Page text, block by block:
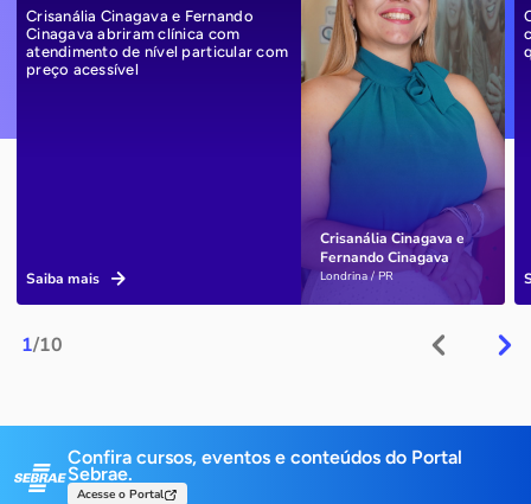
1/10
Crisanália Cinagava e
Fernando Cinagava
Londrina / PR
Crisanália Cinagava e Fernando
Cinagava abriram clínica com
atendimento de nível particular com
preço acessível
Saiba mais
Confira cursos, eventos e conteúdos do Portal
Sebrae.
Acesse o Portal